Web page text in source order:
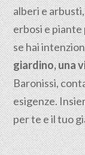
alberi e
erbosi e
se hai
giardino, una
Baronissi,
esigenze.
per te e il tuo